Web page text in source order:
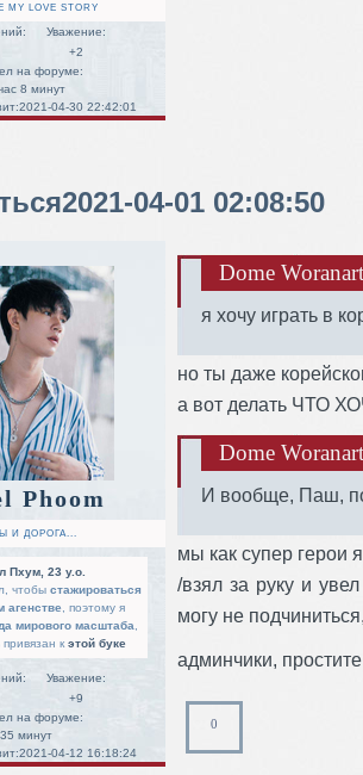
MY LOVE STORY
Уважение:
+2
на форуме:
8 минут
2021-04-30 22:42:01
2021-04-01 02:08:50
Phoom
И ДОРОГА...
Пхум, 23 y.o.
чтобы стажироваться
агенстве , поэтому я
мирового масштаба
к этой буке
Уважение:
+9
на форуме:
35 минут
2021-04-12 16:18:24
Dome
я хочу играть в
но ты даже
а вот делать ЧТО
Dome
И вообще, Паш,
мы как супер герои
/взял за руку и
могу не
админчики,
0